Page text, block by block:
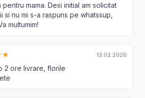
mama. Desi initial am solicitat
si nu mi s-a raspuns pe whatssup,
multumim!
13.02.2026
2 ore livrare, florile